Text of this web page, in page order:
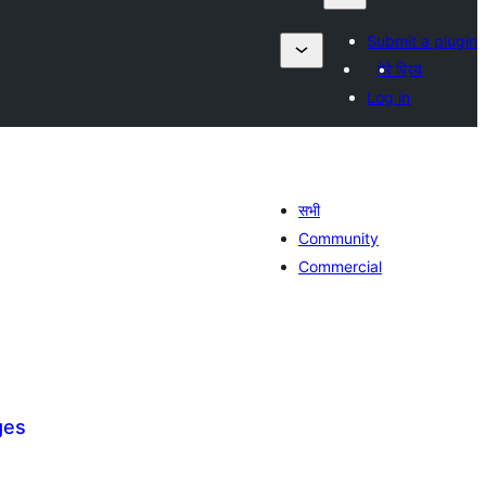
Submit a plugin
मेरे प्रिय
Log in
सभी
Community
Commercial